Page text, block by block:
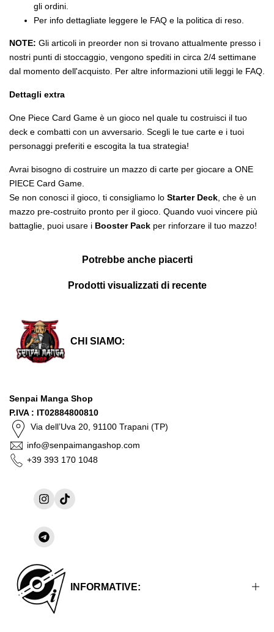
gli ordini.
Per info dettagliate leggere le FAQ e la politica di reso.
NOTE: Gli articoli in preorder non si trovano attualmente presso i
nostri punti di stoccaggio, vengono spediti in circa 2/4 settimane
dal momento dell'acquisto. Per altre informazioni utili leggi le FAQ.
Dettagli extra
One Piece Card Game è un gioco nel quale tu costruisci il tuo
deck e combatti con un avversario. Scegli le tue carte e i tuoi
personaggi preferiti e escogita la tua strategia!
Avrai bisogno di costruire un mazzo di carte per giocare a ONE
PIECE Card Game.
Se non conosci il gioco, ti consigliamo lo Starter Deck , che è un
mazzo pre-costruito pronto per il gioco. Quando vuoi vincere più
battaglie, puoi usare i Booster Pack per rinforzare il tuo mazzo!
Potrebbe anche piacerti
Prodotti visualizzati di recente
CHI SIAMO:
Senpai Manga Shop
P.IVA : IT02884800810
Via dell’Uva 20, 91100 Trapani (TP)
info@senpaimangashop.com
+39 393 170 1048
Instagram
TikTok
Condividi
su
INFORMATIVE: